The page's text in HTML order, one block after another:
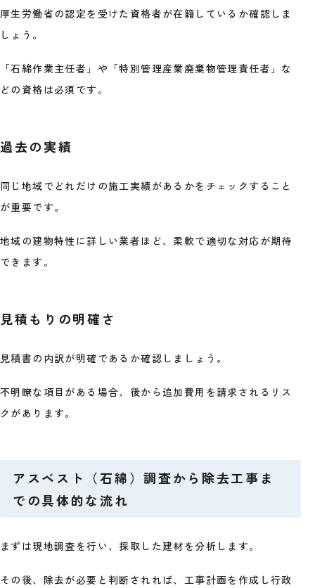
厚生労働省の認定を受けた資格者が在籍しているか確認しま
しょう。
「石綿作業主任者」や「特別管理産業廃棄物管理責任者」な
どの資格は必須です。
過去の実績
同じ地域でどれだけの施工実績があるかをチェックすること
が重要です。
地域の建物特性に詳しい業者ほど、柔軟で適切な対応が期待
できます。
見積もりの明確さ
見積書の内訳が明確であるか確認しましょう。
不明瞭な項目がある場合、後から追加費用を請求されるリス
クがあります。
アスベスト（石綿）調査から除去工事ま
での具体的な流れ
まずは現地調査を行い、採取した建材を分析します。
その後、除去が必要と判断されれば、工事計画を作成し行政